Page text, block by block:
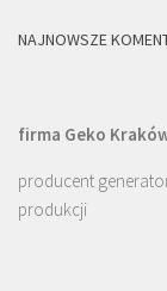
NAJNOWSZE
firma Geko
producent
produkcji